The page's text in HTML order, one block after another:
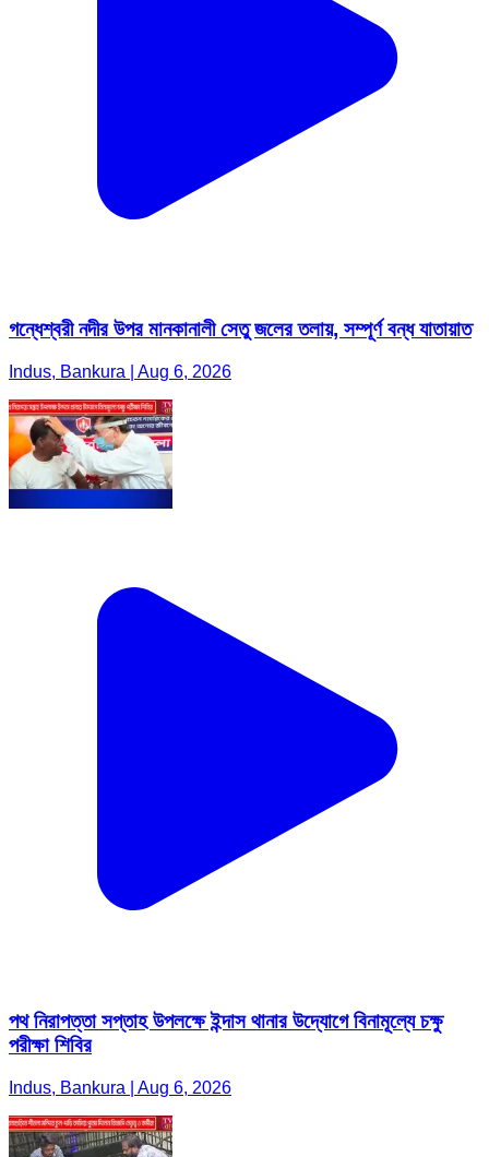
গন্ধেশ্বরী নদীর উপর মানকানালী সেতু জলের তলায়, সম্পূর্ণ বন্ধ যাতায়াত
Indus, Bankura | Aug 6, 2026
পথ নিরাপত্তা সপ্তাহ উপলক্ষে ইন্দাস থানার উদ্যোগে বিনামূল্যে চক্ষু
পরীক্ষা শিবির
Indus, Bankura | Aug 6, 2026